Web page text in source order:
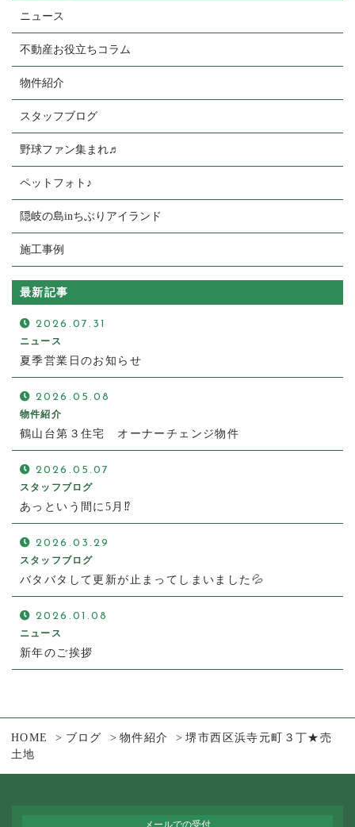
ニュース
不動産お役立ちコラム
物件紹介
スタッフブログ
野球ファン集まれ♬
ペットフォト♪
隠岐の島inちぶりアイランド
施工事例
最新記事
2026.07.31
ニュース
夏季営業日のお知らせ
2026.05.08
物件紹介
鶴山台第３住宅 オーナーチェンジ物件
2026.05.07
スタッフブログ
あっという間に5月⁉
2026.03.29
スタッフブログ
バタバタして更新が止まってしまいました💦
2026.01.08
ニュース
新年のご挨拶
HOME ブログ 物件紹介
堺市西区浜寺元町３丁★売
土地
メールでの受付